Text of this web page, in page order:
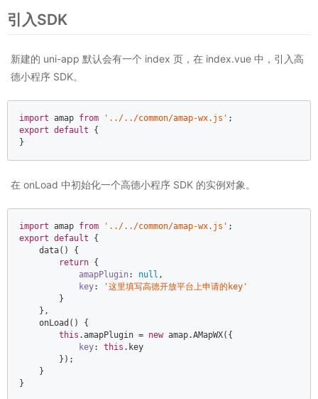
引入SDK
新建的 uni-app 默认会有一个 index 页，在 index.vue 中，引入高
德小程序 SDK。
import amap from '../../common/amap-wx.js'
export default {
}
在 onLoad 中初始化一个高德小程序 SDK 的实例对象。
import amap from '../../common/amap-wx.js'
export default {
    data() {
return {
amapPlugin: null ,
key:
'这里填写高德开放平台上申请的key'
        }
    },
    onLoad() {
this .amapPlugin = new amap.AMapWX({
key: this .key
        });
    }
}